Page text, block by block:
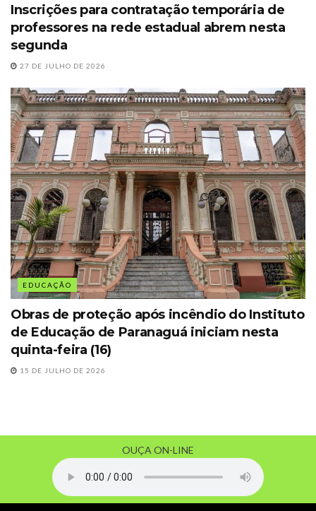
Inscrições para contratação temporária de
professores na rede estadual abrem nesta
segunda
27 DE JULHO DE 2026
EDUCAÇÃO
Obras de proteção após incêndio do Instituto
de Educação de Paranaguá iniciam nesta
quinta-feira (16)
15 DE JULHO DE 2026
OUÇA ON-LINE